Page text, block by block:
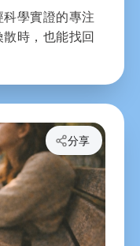
學實證的專注
時，也能找回
分享